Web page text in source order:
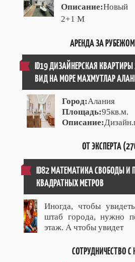
Описание:Новый
2+1 М
АРЕНДА ЗА
ID19 ДИЗАЙНЕРСКАЯ
ВИД НА МОРЕ МАХМУТЛАР
Город:Алания
Площадь:95кв.м.
Описание:
ОТ ЭКСПЕРТА
ID82 МАТЕМАТИКА СВОБОДЫ И
КВАДРАТНЫХ МЕТРОВ
Иногда, чтобы
штаб города, нужно
этаж. А чтобы увидет
СОТРУДНИЧЕСТВО